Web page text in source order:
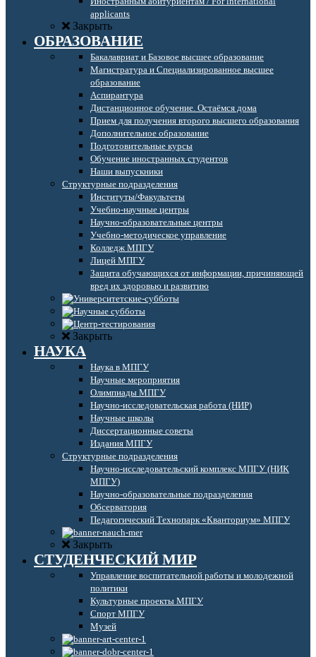
applicants
Закрыть
ОБРАЗОВАНИЕ
Бакалавриат и Базовое высшее образование
Магистратура и Специализированное высшее
образование
Аспирантура
Дистанционное обучение. Остаёмся дома
Прием для получения второго высшего образования
Дополнительное образование
Подготовительные курсы
Обучение иностранных студентов
Наши выпускники
Структурные подразделения
Институты/Факультеты
Учебно-научные центры
Научно-образовательные центры
Учебно-методическое управление
Колледж МПГУ
Лицей МПГУ
Защита обучающихся от информации, причиняющей
вред их здоровью и развитию
Закрыть
НАУКА
Наука в МПГУ
Научные мероприятия
Олимпиады МПГУ
Научно-исследовательская работа (НИР)
Научные школы
Диссертационные советы
Издания МПГУ
Структурные подразделения
Научно-исследовательский комплекс МПГУ (НИК
МПГУ)
Научно-образовательные подразделения
Обсерватория
Педагогический Технопарк «Кванториум» МПГУ
Закрыть
СТУДЕНЧЕСКИЙ МИР
Управление воспитательной работы и молодежной
политики
Культурные проекты МПГУ
Спорт МПГУ
Музей